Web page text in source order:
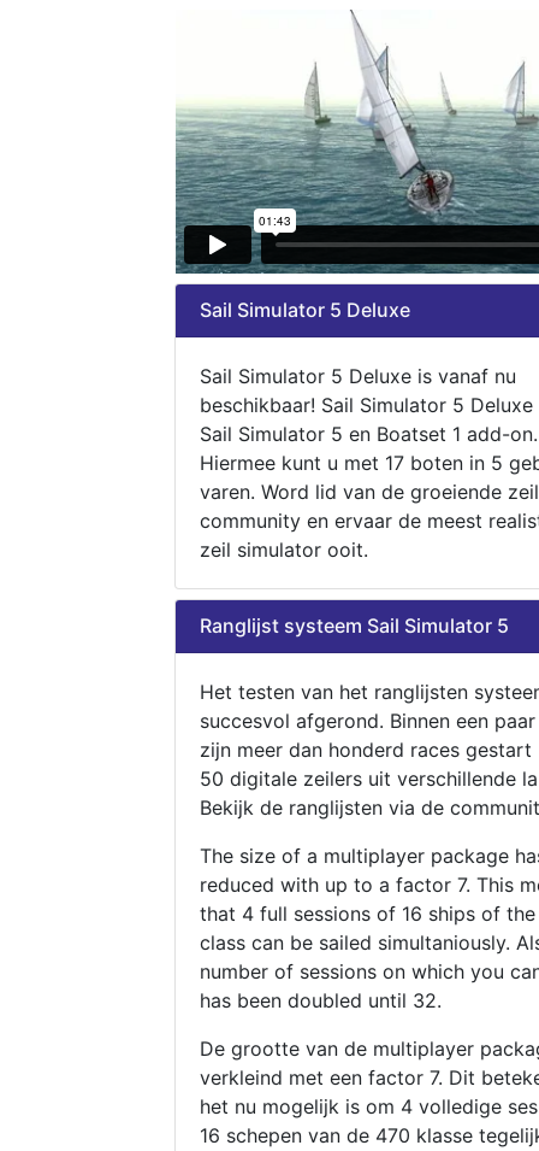
Sail Simulator 5 Deluxe
Sail Simulator 5 Deluxe is vanaf nu
beschikbaar! Sail Simulator 5
Sail Simulator 5 en Boatset 1 add-on.
Hiermee kunt u met 17 boten in 5
varen. Word lid van de groeiende zeil
community en ervaar de meest
zeil simulator ooit.
Ranglijst systeem Sail Simulator 5
Het testen van het ranglijsten
succesvol afgerond. Binnen een
zijn meer dan honderd races gestart
50 digitale zeilers uit verschillende
Bekijk de ranglijsten via de
The size of a multiplayer package
reduced with up to a factor 7. This
that 4 full sessions of 16 ships of
class can be sailed simultaniously.
number of sessions on which you
has been doubled until 32.
De grootte van de multiplayer
verkleind met een factor 7. Dit
het nu mogelijk is om 4 volledige
16 schepen van de 470 klasse